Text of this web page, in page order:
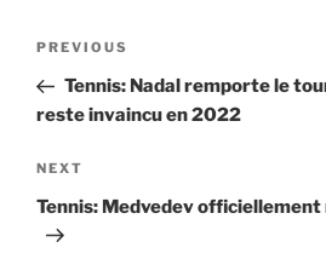
Previous
Post
PREVIOUS
Tennis: Nadal remporte le
reste invaincu en 2022
Next
Post
NEXT
Tennis: Medvedev